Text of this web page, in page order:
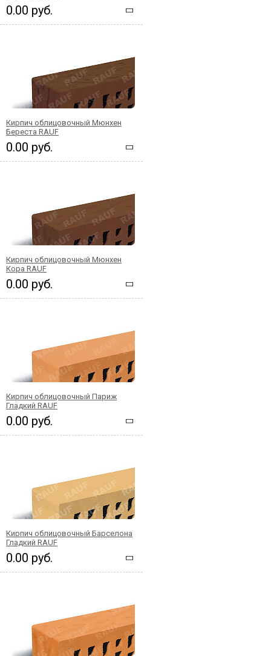
0.00 руб.
Кирпич облицовочный Мюнхен
Береста RAUF
0.00 руб.
Кирпич облицовочный Мюнхен
Кора RAUF
0.00 руб.
Кирпич облицовочный Париж
Гладкий RAUF
0.00 руб.
Кирпич облицовочный Барселона
Гладкий RAUF
0.00 руб.